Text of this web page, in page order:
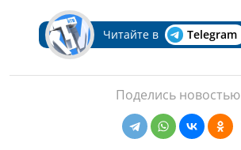
Читайте в Telegram
Поделись новостью